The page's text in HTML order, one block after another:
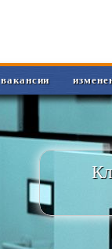
вакансии